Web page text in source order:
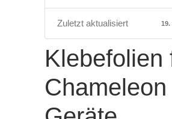
Zuletzt aktualisiert 19.
Klebefolien